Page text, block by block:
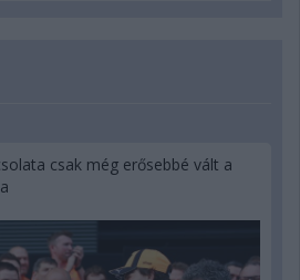
csak még erősebbé vált a